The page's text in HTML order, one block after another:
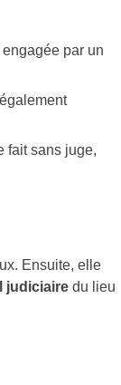
par un
fait sans juge,
Ensuite, elle
judiciaire du lieu